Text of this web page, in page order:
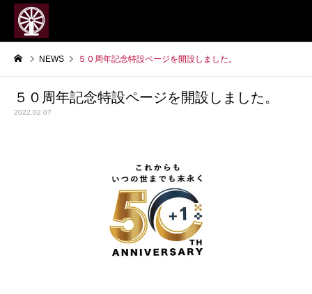
NEWS ５０周年記念特設ページを開設しました。
５０周年記念特設ページを開設しました。
2022.02.07